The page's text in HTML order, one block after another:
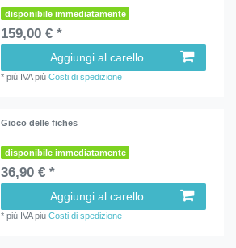
disponibile immediatamente
159,00 € *
Aggiungi al carello
*più IVApiùCosti di spedizione
Gioco delle fiches
disponibile immediatamente
36,90 € *
Aggiungi al carello
*più IVApiùCosti di spedizione